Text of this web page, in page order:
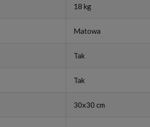
18 kg
Matowa
Tak
Tak
30x30 cm